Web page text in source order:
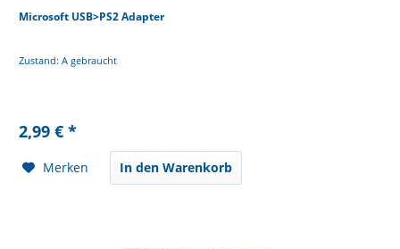
Microsoft USB>PS2 Adapter
Zustand: A gebraucht
2,99 € *
Merken In den Warenkorb